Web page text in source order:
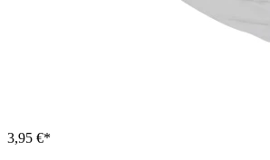
3,95 €*